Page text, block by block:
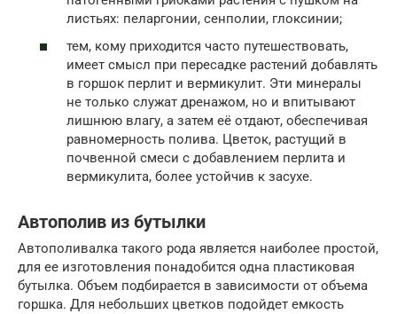
листьях: пеларгонии, сенполии, глоксинии;
тем, кому приходится часто путешествовать,
имеет смысл при пересадке растений добавлять
в горшок перлит и вермикулит. Эти минералы
не только служат дренажом, но и впитывают
лишнюю влагу, а затем её отдают, обеспечивая
равномерность полива. Цветок, растущий в
почвенной смеси с добавлением перлита и
вермикулита, более устойчив к засухе.
Автополив из бутылки
Автополивалка такого рода является наиболее простой,
для ее изготовления понадобится одна пластиковая
бутылка. Объем подбирается в зависимости от объема
горшка. Для небольших цветков подойдет емкость